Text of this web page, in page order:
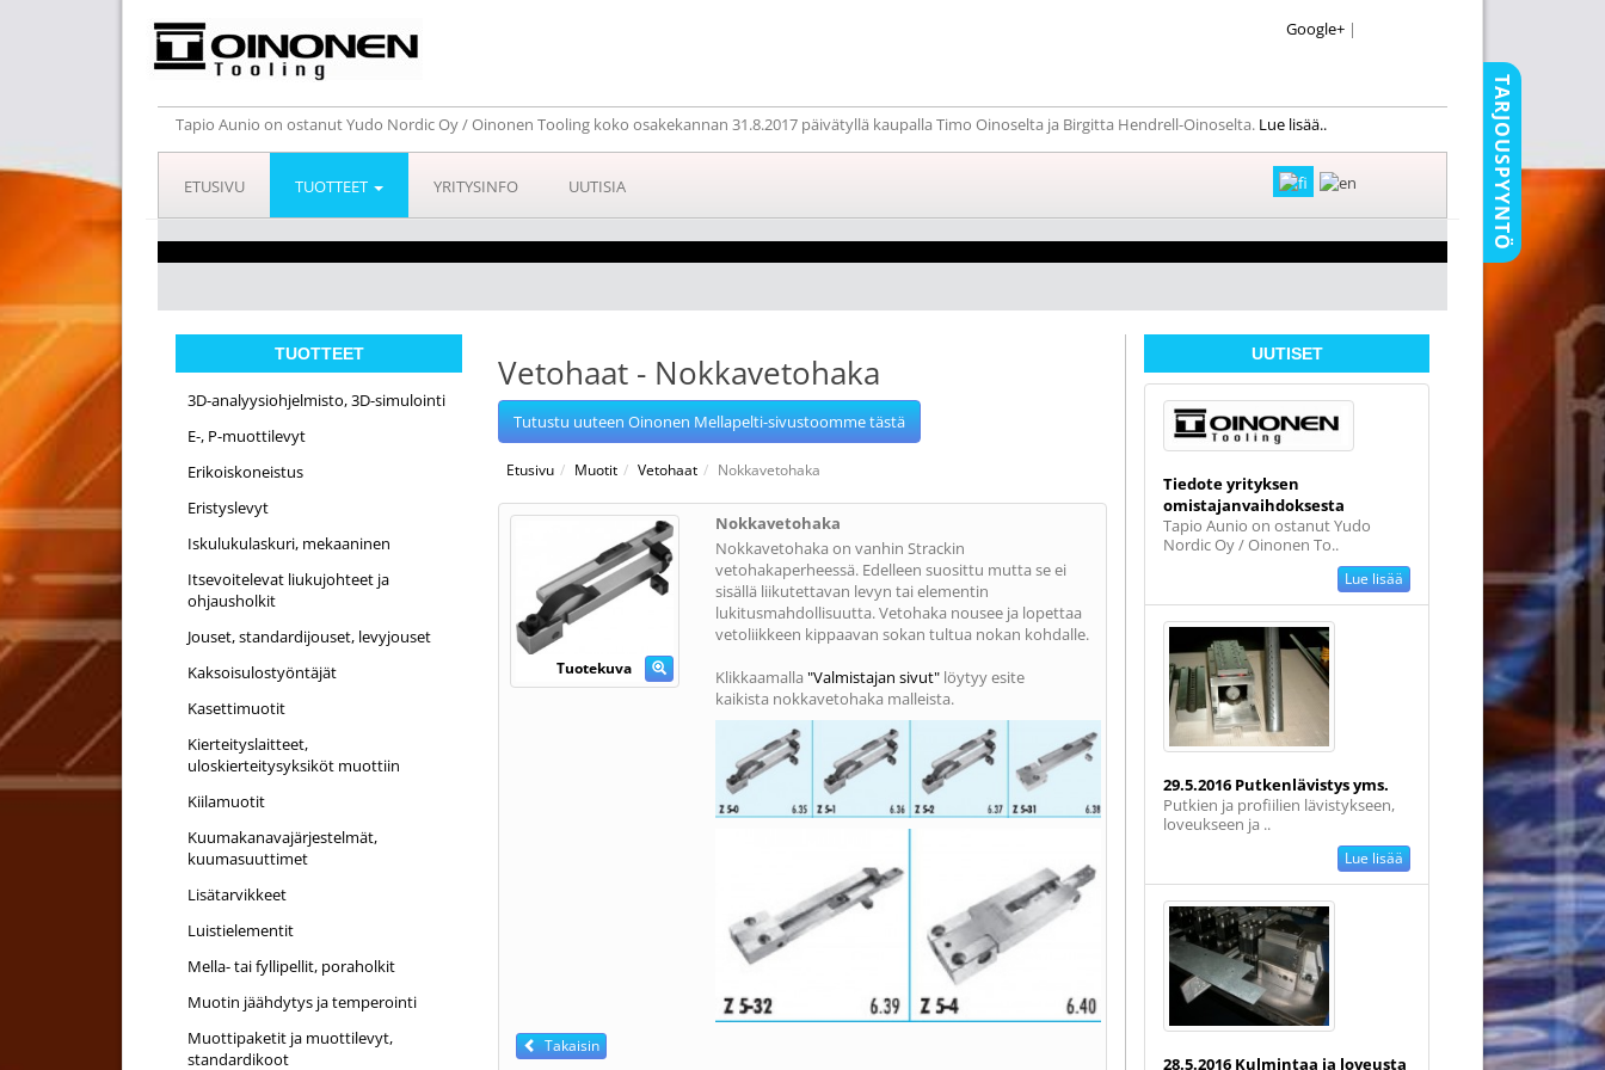
TARJOUSPYYNTÖ
Google+|
Tapio Aunio on ostanut Yudo Nordic Oy / Oinonen Tooling koko osakekannan 31.8.2017 päivätyllä kaupalla Timo Oinoselta ja Birgitta Hendrell-Oinoselta. Lue lisää..
ETUSIVU TUOTTEET YRITYSINFO UUTISIA
TUOTTEET
3D-analyysiohjelmisto, 3D-simulointi
E-, P-muottilevyt
Erikoiskoneistus
Eristyslevyt
Iskulukulaskuri, mekaaninen
Itsevoitelevat liukujohteet ja
ohjausholkit
Jouset, standardijouset, levyjouset
Kaksoisulostyöntäjät
Kasettimuotit
Kierteityslaitteet,
uloskierteitysyksiköt muottiin
Kiilamuotit
Kuumakanavajärjestelmät,
kuumasuuttimet
Lisätarvikkeet
Luistielementit
Mella- tai fyllipellit, poraholkit
Muotin jäähdytys ja temperointi
Muottipaketit ja muottilevyt,
standardikoot
Vetohaat - Nokkavetohaka
Tutustu uuteen Oinonen Mellapelti-sivustoomme tästä
Etusivu Muotit Vetohaat Nokkavetohaka
Tuotekuva
Nokkavetohaka
Nokkavetohaka on vanhin Strackin
vetohakaperheessä. Edelleen suosittu mutta se ei
sisällä liikutettavan levyn tai elementin
lukitusmahdollisuutta. Vetohaka nousee ja lopettaa
vetoliikkeen kippaavan sokan tultua nokan kohdalle.
Klikkaamalla "Valmistajan sivut"löytyy esite
kaikista nokkavetohaka malleista.
Takaisin
UUTISET
Tiedote yrityksen
omistajanvaihdoksesta
Tapio Aunio on ostanut Yudo
Nordic Oy / Oinonen To..
Lue lisää
29.5.2016 Putkenlävistys yms.
Putkien ja profiilien lävistykseen,
loveukseen ja ..
Lue lisää
28.5.2016 Kulmintaa ja loveusta